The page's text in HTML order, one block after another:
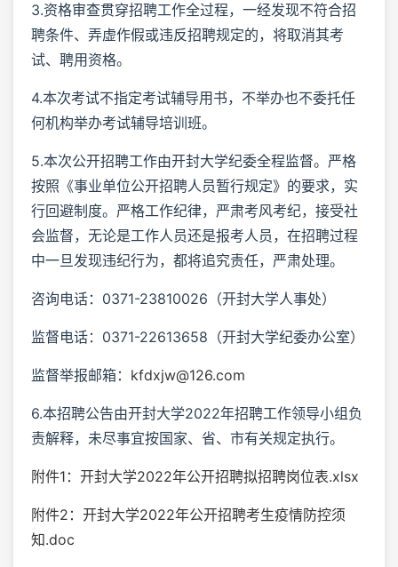
3.资格审查贯穿招聘工作全过程，一经发现不符合招
聘条件、弄虚作假或违反招聘规定的，将取消其考
试、聘用资格。
4.本次考试不指定考试辅导用书，不举办也不委托任
何机构举办考试辅导培训班。
5.本次公开招聘工作由开封大学纪委全程监督。严格
按照《事业单位公开招聘人员暂行规定》的要求，实
行回避制度。严格工作纪律，严肃考风考纪，接受社
会监督，无论是工作人员还是报考人员，在招聘过程
中一旦发现违纪行为，都将追究责任，严肃处理。
咨询电话：0371-23810026（开封大学人事处）
监督电话：0371-22613658（开封大学纪委办公室）
监督举报邮箱： kfdxjw@126.com
6.本招聘公告由开封大学2022年招聘工作领导小组负
责解释，未尽事宜按国家、省、市有关规定执行。
附件1：开封大学2022年公开招聘拟招聘岗位表.xlsx
附件2：开封大学2022年公开招聘考生疫情防控须
知.doc